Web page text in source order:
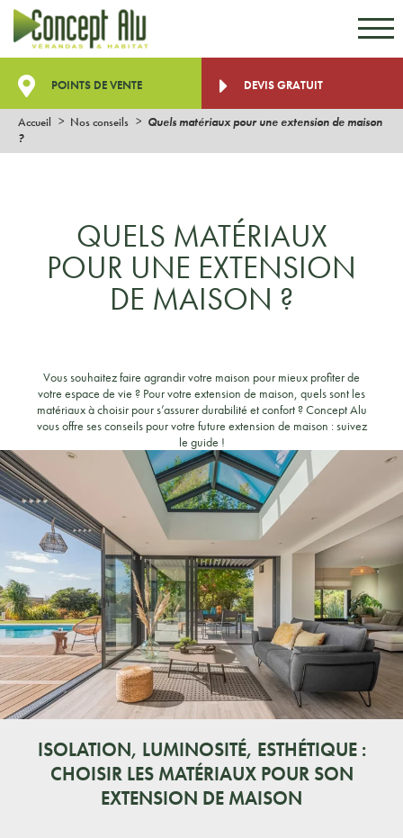
POINTS DE VENTE DEVIS GRATUIT
Accueil Nos conseils
Quels matériaux pour une extension de maison
?
QUELS MATÉRIAUX
POUR UNE EXTENSION
DE MAISON ?
Vous souhaitez faire agrandir votre maison pour mieux profiter de
votre espace de vie ? Pour votre extension de maison, quels sont les
matériaux à choisir pour s’assurer durabilité et confort ? Concept Alu
vous offre ses conseils pour votre future extension de maison : suivez
le guide !
ISOLATION, LUMINOSITÉ, ESTHÉTIQUE :
CHOISIR LES MATÉRIAUX POUR SON
EXTENSION DE MAISON